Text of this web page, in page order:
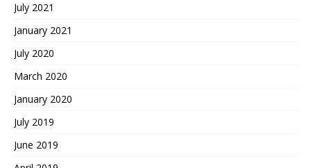
July 2021
January 2021
July 2020
March 2020
January 2020
July 2019
June 2019